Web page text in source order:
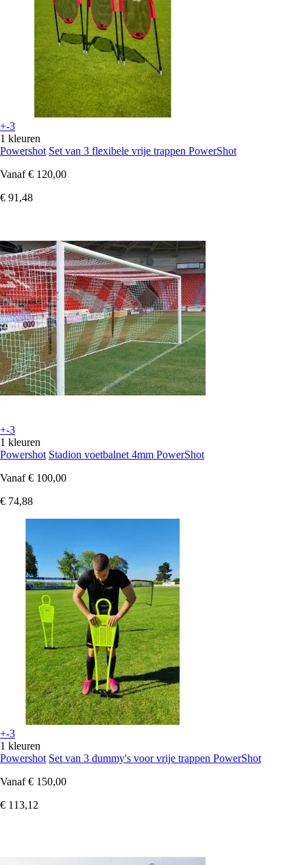
+-3
1 kleuren
Powershot Set van 3 flexibele vrije trappen PowerShot
Vanaf € 120,00
€ 91,48
+-3
1 kleuren
Powershot Stadion voetbalnet 4mm PowerShot
Vanaf € 100,00
€ 74,88
+-3
1 kleuren
Powershot Set van 3 dummy's voor vrije trappen PowerShot
Vanaf € 150,00
€ 113,12